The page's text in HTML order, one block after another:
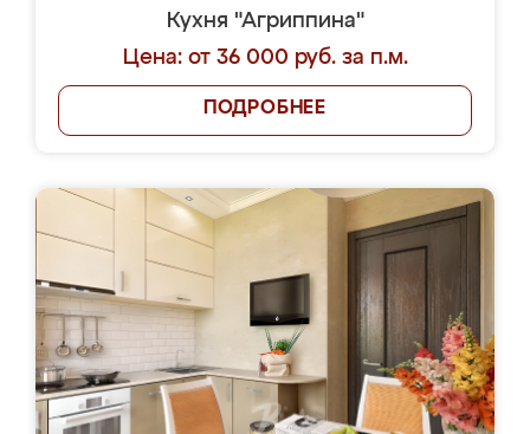
Кухня "Агриппина"
Цена: от 36 000 руб. за п.м.
ПОДРОБНЕЕ